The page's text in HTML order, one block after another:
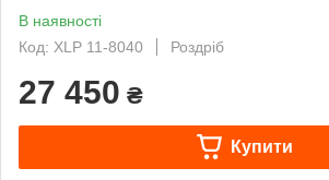
В наявності
Код: XLP 11-8040
Роздріб
27 450 ₴
Купити